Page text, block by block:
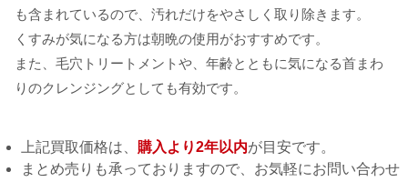
も含まれているので、汚れだけをやさしく取り除きます。
くすみが気になる方は朝晩の使用がおすすめです。
また、毛穴トリートメントや、年齢とともに気になる首まわ
りのクレンジングとしても有効です。
上記買取価格は、 購入より2年以内が目安です。
まとめ売りも承っておりますので、お気軽にお問い合わせ